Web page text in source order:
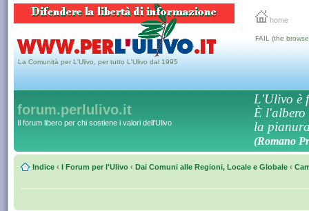
home
La Comunità per L'Ulivo, per tutto L'Ulivo dal 1995
FAIL (the
forum.perlulivo.it
Il forum libero per chi sostiene i valori dell'Ulivo
L'Ulivo è
È l'albero
la
(Romano
Indice ‹ I Forum per l'Ulivo ‹ Dai Comuni alle Regioni, Locale e Globale ‹